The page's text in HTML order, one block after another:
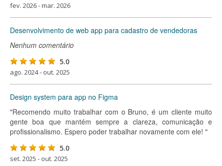
fev. 2026 - mar. 2026
Desenvolvimento de web app para cadastro de vendedoras
Nenhum comentário
5.0
ago. 2024 - out. 2025
Design system para app no Figma
"Recomendo muito trabalhar com o Bruno, é um cliente muito
gente boa que mantém sempre a clareza, comunicação e
profissionalismo. Espero poder trabalhar novamente com ele! "
5.0
set. 2025 - out. 2025